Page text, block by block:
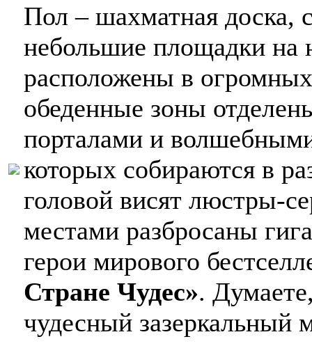
Пол – шахматная доска,
небольшие площадки на
расположены в
обеденные зоны
порталами и
которых собираются в
головой висят люстры-
местами разбросаны
герои мирового
Стране Чудес».
чудесный зазеркальный